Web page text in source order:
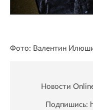
Фото: Валентин
Новости
Подпишись: